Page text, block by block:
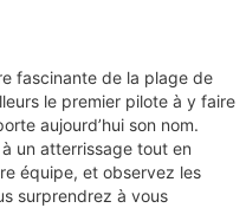
fascinante de la plage de
le premier pilote à y faire
aujourd’hui son nom.
un atterrissage tout en
équipe, et observez les
surprendrez à vous